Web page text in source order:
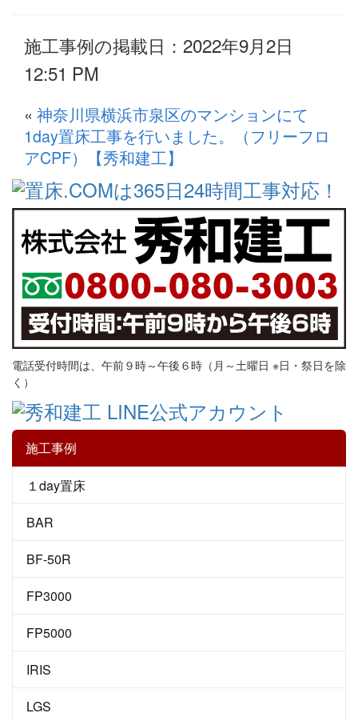
施工事例の掲載日：2022年9月2日
12:51 PM
« 神奈川県横浜市泉区のマンションにて
1day置床工事を行いました。（フリーフロ
アCPF）【秀和建工】
電話受付時間は、午前９時～午後６時（月～土曜日 ※日・祭日を除
く）
施工事例
１day置床
BAR
BF-50R
FP3000
FP5000
IRIS
LGS